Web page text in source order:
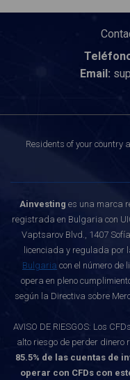
Email:
Residents of your country
Ainvesting es una marca
registrada en Bulgaria con
Vaptsarov Blvd., 1407
licenciada y regulada por
Bulgaria con el número de
opera en pleno
según la Directiva sobre
AVISO DE RIESGOS: Los
alto riesgo de perder
85.5% de las cuentas de
operar con CFDs con